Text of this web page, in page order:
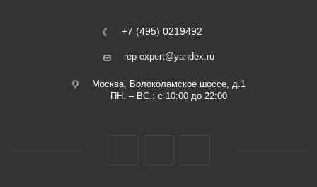
+7 (495) 0219492
rep-expert@yandex.ru
Москва, Волоколамское шоссе, д.1
ПН. – ВС.: с 10:00 до 22:00